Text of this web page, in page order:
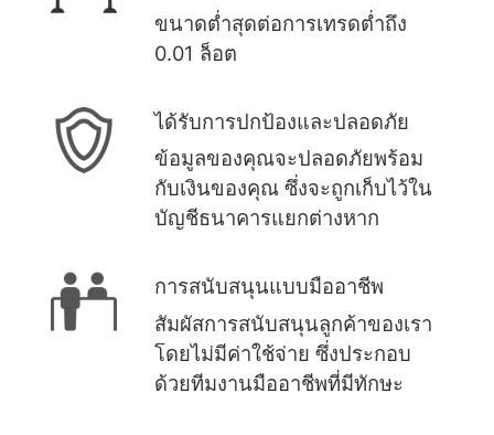
ขนาดต่ำสุดต่อการเทรดต่ำถึง
0.01 ล็อต
ได้รับการปกป้องและปลอดภัย
ข้อมูลของคุณจะปลอดภัยพร้อม
กับเงินของคุณ ซึ่งจะถูกเก็บไว้ใน
บัญชีธนาคารแยกต่างหาก
การสนับสนุนแบบมืออาชีพ
สัมผัสการสนับสนุนลูกค้าของเรา
โดยไม่มีค่าใช้จ่าย ซึ่งประกอบ
ด้วยทีมงานมืออาชีพที่มีทักษะ